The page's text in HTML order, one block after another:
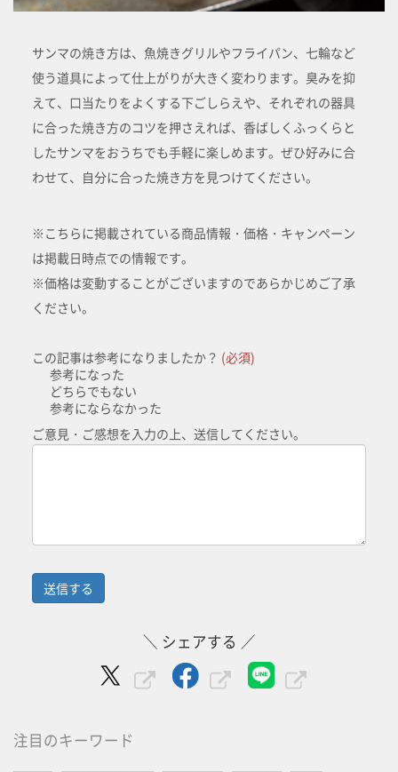
サンマの焼き方は、魚焼きグリルやフライパン、七輪など
使う道具によって仕上がりが大きく変わります。臭みを抑
えて、口当たりをよくする下ごしらえや、それぞれの器具
に合った焼き方のコツを押さえれば、香ばしくふっくらと
したサンマをおうちでも手軽に楽しめます。ぜひ好みに合
わせて、自分に合った焼き方を見つけてください。
※こちらに掲載されている商品情報・価格・キャンペーン
は掲載日時点での情報です。
※価格は変動することがございますのであらかじめご了承
ください。
この記事は参考になりましたか？ (必須)
参考になった
どちらでもない
参考にならなかった
ご意見・ご感想を入力の上、送信してください。
＼ シェアする ／
注目のキーワード